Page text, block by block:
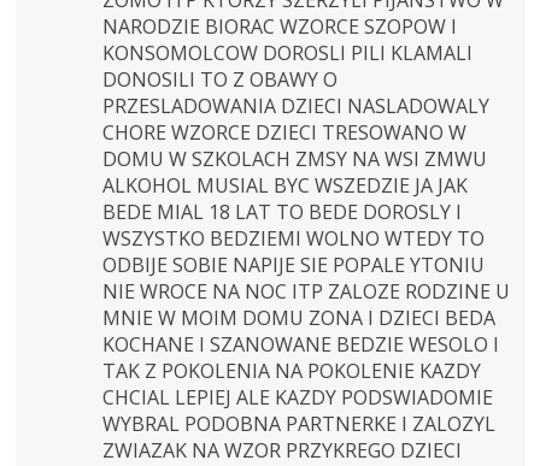
NARODZIE BIORAC WZORCE SZOPOW I
KONSOMOLCOW DOROSLI PILI KLAMALI
DONOSILI TO Z OBAWY O
PRZESLADOWANIA DZIECI NASLADOWALY
CHORE WZORCE DZIECI TRESOWANO W
DOMU W SZKOLACH ZMSY NA WSI ZMWU
ALKOHOL MUSIAL BYC WSZEDZIE JA JAK
BEDE MIAL 18 LAT TO BEDE DOROSLY I
WSZYSTKO BEDZIEMI WOLNO WTEDY TO
ODBIJE SOBIE NAPIJE SIE POPALE YTONIU
NIE WROCE NA NOC ITP ZALOZE RODZINE U
MNIE W MOIM DOMU ZONA I DZIECI BEDA
KOCHANE I SZANOWANE BEDZIE WESOLO I
TAK Z POKOLENIA NA POKOLENIE KAZDY
CHCIAL LEPIEJ ALE KAZDY PODSWIADOMIE
WYBRAL PODOBNA PARTNERKE I ZALOZYL
ZWIAZAK NA WZOR PRZYKREGO DZIECI